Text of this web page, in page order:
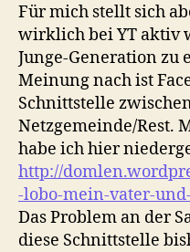
Für mich stellt sich
wirklich bei YT aktiv
Junge-Generation zu
Meinung nach ist
Schnittstelle
Netzgemeinde/Rest.
habe ich hier
http://
-lobo-mein-vater-
Das Problem an der
diese Schnittstelle